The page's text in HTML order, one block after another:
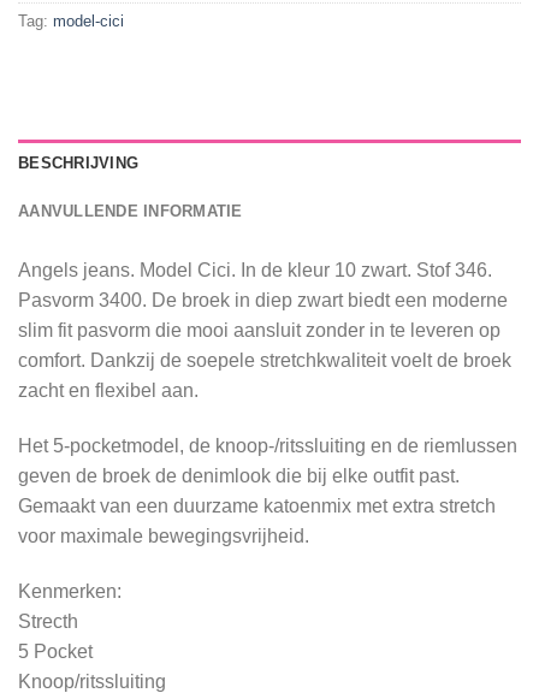
Tag: model-cici
BESCHRIJVING
AANVULLENDE INFORMATIE
Angels jeans. Model Cici. In de kleur 10 zwart. Stof 346.
Pasvorm 3400. De broek in diep zwart biedt een moderne
slim fit pasvorm die mooi aansluit zonder in te leveren op
comfort. Dankzij de soepele stretchkwaliteit voelt de broek
zacht en flexibel aan.
Het 5-pocketmodel, de knoop-/ritssluiting en de riemlussen
geven de broek de denimlook die bij elke outfit past.
Gemaakt van een duurzame katoenmix met extra stretch
voor maximale bewegingsvrijheid.
Kenmerken:
Strecth
5 Pocket
Knoop/ritssluiting